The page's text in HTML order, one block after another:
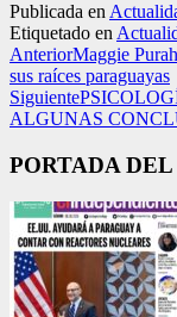
Publicada en
Etiquetado en
AnteriorMaggie
sus raíces paraguayas
Siguiente
ALGUNAS
PORTADA